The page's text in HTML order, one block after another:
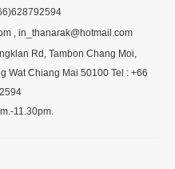
, in_thanarak@hotmail.com
Rd, Tambon Chang Moi,
Wat Chiang Mai 50100 Tel : +66
11.30pm.